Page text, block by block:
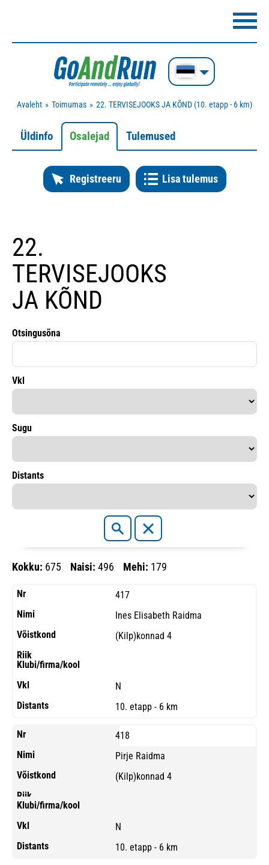
Avaleht Toimumas 22. TERVISEJOOKS JA KÕND (10. etapp - 6 km)
Üldinfo Osalejad Tulemused
Registreeru Lisa tulemus
22.
TERVISEJOOKS
JA KÕND
Otsingusõna
Vkl
Sugu
Distants
Kokku: 675 Naisi: 496 Mehi: 179
417
Ines Elisabeth Raidma
(Kilp)konnad 4
N
10. etapp - 6 km
418
Pirje Raidma
(Kilp)konnad 4
N
10. etapp - 6 km